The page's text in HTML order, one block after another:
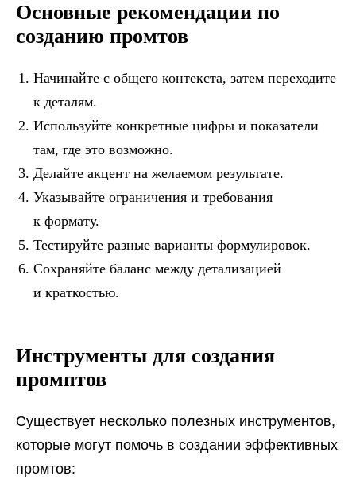
Основные рекомендации по
созданию промтов
Начинайте с общего контекста, затем переходите
к деталям.
Используйте конкретные цифры и показатели
там, где это возможно.
Делайте акцент на желаемом результате.
Указывайте ограничения и требования
к формату.
Тестируйте разные варианты формулировок.
Сохраняйте баланс между детализацией
и краткостью.
Инструменты для создания
промптов
Существует несколько полезных инструментов,
которые могут помочь в создании эффективных
промтов: